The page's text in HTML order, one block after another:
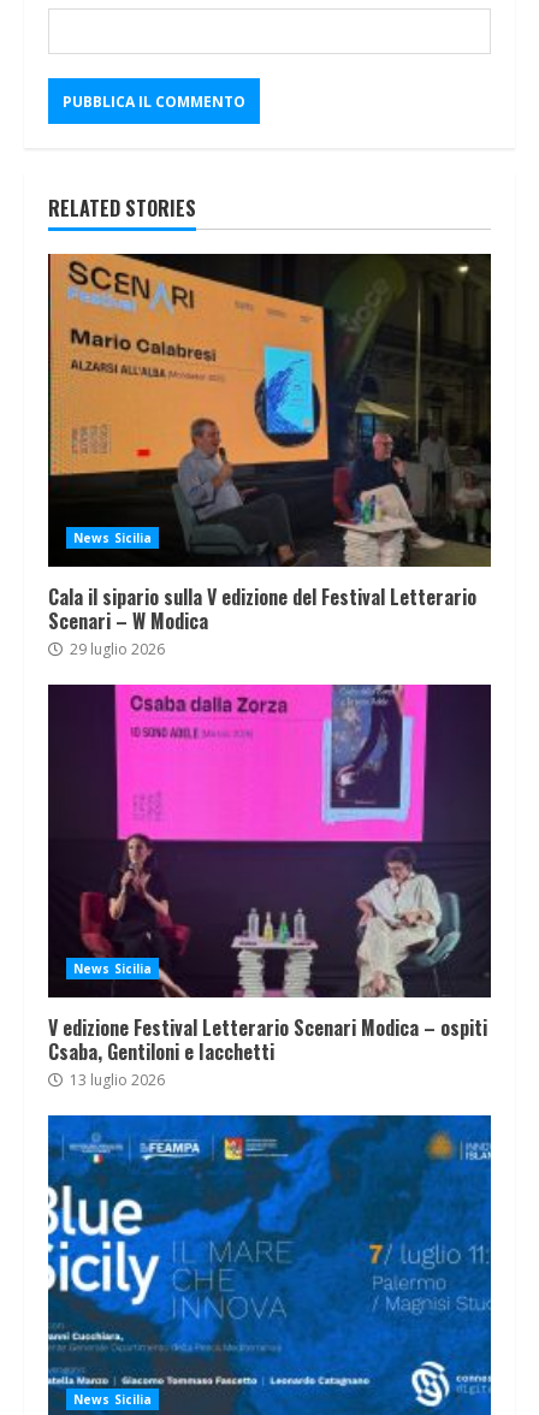
RELATED STORIES
News Sicilia
Cala il sipario sulla V edizione del Festival Letterario
Scenari – W Modica
29 luglio 2026
News Sicilia
V edizione Festival Letterario Scenari Modica – ospiti
Csaba, Gentiloni e Iacchetti
13 luglio 2026
News Sicilia